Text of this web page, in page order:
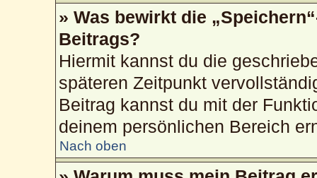
» Was bewirkt die
Beitrags?
Hiermit kannst du die
späteren Zeitpunkt
Beitrag kannst du mit der
deinem persönlichen Bereich
Nach oben